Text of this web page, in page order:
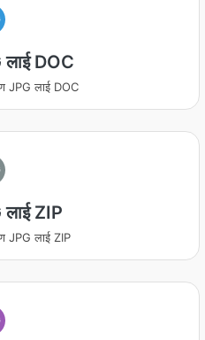
DOC
JPG लाई DOC
ZIP
JPG लाई ZIP